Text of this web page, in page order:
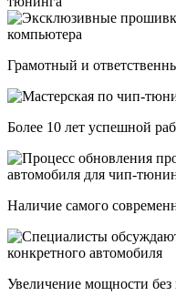
Грамотный и
Более 10 лет успешной
Наличие самого
Увеличение мощности без